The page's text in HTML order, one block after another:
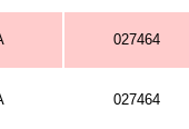
027464
027464